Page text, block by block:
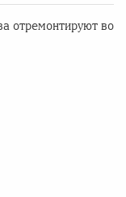
отремонтируют во